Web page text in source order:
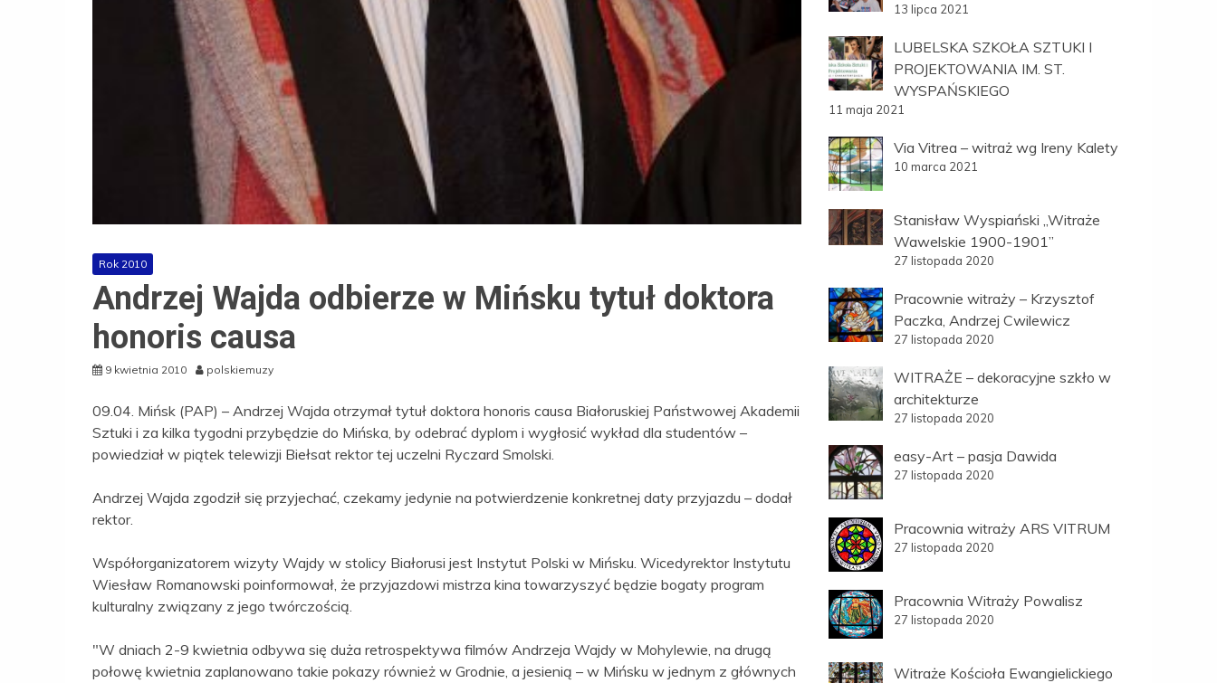
Rok 2010
Andrzej Wajda odbierze w Mińsku tytuł doktora
honoris causa
9 kwietnia 2010 polskiemuzy
09.04. Mińsk (PAP) – Andrzej Wajda otrzymał tytuł doktora honoris causa Białoruskiej Państwowej Akademii
Sztuki i za kilka tygodni przybędzie do Mińska, by odebrać dyplom i wygłosić wykład dla studentów –
powiedział w piątek telewizji Biełsat rektor tej uczelni Ryczard Smolski.
Andrzej Wajda zgodził się przyjechać, czekamy jedynie na potwierdzenie konkretnej daty przyjazdu – dodał
rektor.
Współorganizatorem wizyty Wajdy w stolicy Białorusi jest Instytut Polski w Mińsku. Wicedyrektor Instytutu
Wiesław Romanowski poinformował, że przyjazdowi mistrza kina towarzyszyć będzie bogaty program
kulturalny związany z jego twórczością.
"W dniach 2-9 kwietnia odbywa się duża retrospektywa filmów Andrzeja Wajdy w Mohylewie, na drugą
połowę kwietnia zaplanowano takie pokazy również w Grodnie, a jesienią – w Mińsku w jednym z głównych
13 lipca 2021
LUBELSKA SZKOŁA SZTUKI I
PROJEKTOWANIA IM. ST.
WYSPAŃSKIEGO
11 maja 2021
Via Vitrea – witraż wg Ireny Kalety
10 marca 2021
Stanisław Wyspiański „Witraże
Wawelskie 1900-1901”
27 listopada 2020
Pracownie witraży – Krzysztof
Paczka, Andrzej Cwilewicz
27 listopada 2020
WITRAŻE – dekoracyjne szkło w
architekturze
27 listopada 2020
easy-Art – pasja Dawida
27 listopada 2020
Pracownia witraży ARS VITRUM
27 listopada 2020
Pracownia Witraży Powalisz
27 listopada 2020
Witraże Kościoła Ewangielickiego